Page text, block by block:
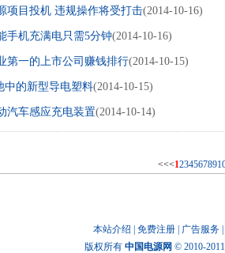
项目投机 违规操作将受打击(2014-10-16)
手机充满电只需5分钟(2014-10-16)
第一的上市公司赚钱排行(2014-10-15)
中的新型导电塑料(2014-10-15)
汽车感应充电装置(2014-10-14)
<<<123456789
本站介绍 免费注册 广告服务
版权所有 中国电源网 © 2010-